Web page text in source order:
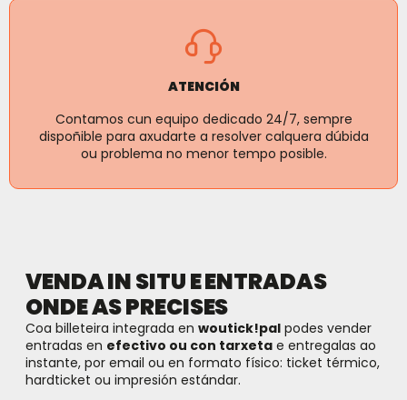
ATENCIÓN
Contamos cun equipo dedicado 24/7, sempre
dispoñible para axudarte a resolver calquera dúbida
ou problema no menor tempo posible.
VENDA IN SITU E ENTRADAS
ONDE AS PRECISES
Coa billeteira integrada en woutick!pal podes vender
entradas en efectivo ou con tarxeta e entregalas ao
instante, por email ou en formato físico: ticket térmico,
hardticket ou impresión estándar.